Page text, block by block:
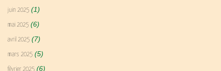
juin 2025 (1)
mai 2025 (6)
avril 2025 (7)
mars 2025 (5)
février 2025 (6)